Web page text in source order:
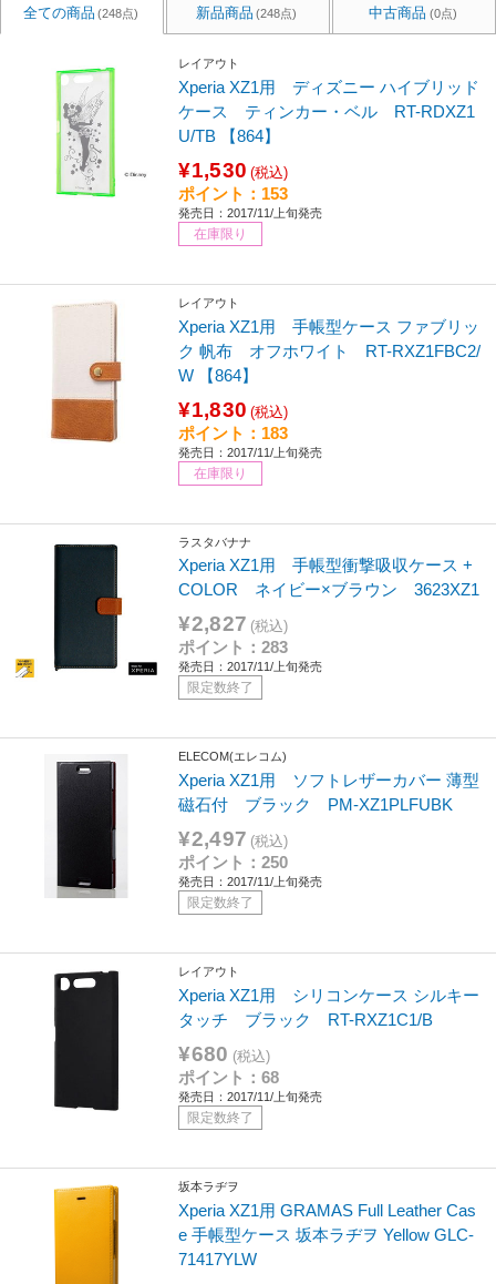
全ての商品 (248点) 新品商品 (248点) 中古商品 (0点)
レイアウト
Xperia XZ1用 ディズニー ハイブリッド
ケース ティンカー・ベル RT-RDXZ1
U/TB 【864】
¥1,530 (税込)
ポイント：153
発売日：2017/11/上旬発売
在庫限り
レイアウト
Xperia XZ1用 手帳型ケース ファブリッ
ク 帆布 オフホワイト RT-RXZ1FBC2/
W 【864】
¥1,830 (税込)
ポイント：183
発売日：2017/11/上旬発売
在庫限り
ラスタバナナ
Xperia XZ1用 手帳型衝撃吸収ケース +
COLOR ネイビー×ブラウン 3623XZ1
¥2,827 (税込)
ポイント：283
発売日：2017/11/上旬発売
限定数終了
ELECOM(エレコム)
Xperia XZ1用 ソフトレザーカバー 薄型
磁石付 ブラック PM-XZ1PLFUBK
¥2,497 (税込)
ポイント：250
発売日：2017/11/上旬発売
限定数終了
レイアウト
Xperia XZ1用 シリコンケース シルキー
タッチ ブラック RT-RXZ1C1/B
¥680 (税込)
ポイント：68
発売日：2017/11/上旬発売
限定数終了
坂本ラヂヲ
Xperia XZ1用 GRAMAS Full Leather Cas
e 手帳型ケース 坂本ラヂヲ Yellow GLC-
71417YLW